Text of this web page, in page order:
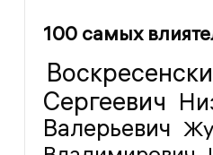
100 самых
Сергеевич
Валерьевич